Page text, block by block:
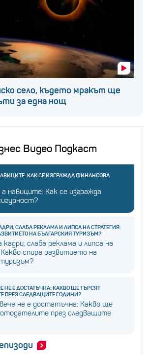
село, където мракът ще
за една нощ
Видео Подкаст
КАК СЕ ИЗГРАЖДА ФИНАНСОВА
навиците: Как се изгражда
СЛАБА РЕКЛАМА И ЛИПСА НА СТРАТЕГИЯ:
НА БЪЛГАРСКИЯ ТУРИЗЪМ?
слаба реклама и липса на
спира развитието на
НЕ Е ДОСТАТЪЧНА: КАКВО ЩЕ ТЪРСЯТ
ПРЕЗ СЛЕДВАЩИТЕ ГОДИНИ?
не е достатъчна: Какво ще
през следващите